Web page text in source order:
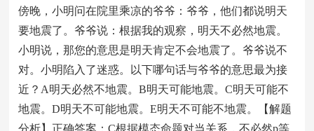
傍晚，小明问在院里乘凉的爷爷：爷爷，他们都说明天
要地震了。爷爷说：根据我的观察，明天不必然地震。
小明说，那您的意思是明天肯定不会地震了。爷爷说不
对。小明陷入了迷惑。以下哪句话与爷爷的意思最为接
近？A明天必然不地震。B明天可能地震。C明天可能不
地震。D明天不可能地震。E明天不可能不地震。【解题
分析】正确答案：C根据模态命题对当关系，不必然p等